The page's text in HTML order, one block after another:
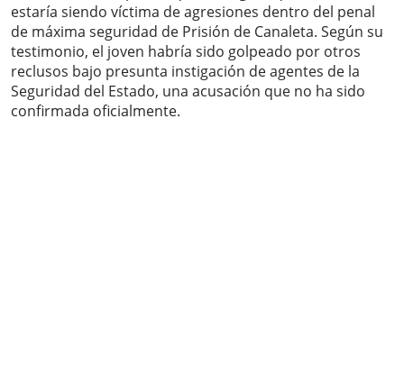
estaría siendo víctima de agresiones dentro del penal
de máxima seguridad de Prisión de Canaleta. Según su
testimonio, el joven habría sido golpeado por otros
reclusos bajo presunta instigación de agentes de la
Seguridad del Estado, una acusación que no ha sido
confirmada oficialmente.